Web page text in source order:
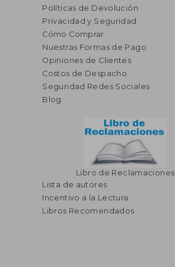
dcto.
S/ 443,12
S/ 199,40
Políticas de Devolución
Privacidad y Seguridad
Cómo Comprar
Nuestras Formas de Pago
Opiniones de Clientes
Costos de Despacho
Seguridad Redes Sociales
Blog
Libro de Reclamaciones
Lista de autores
Incentivo a la Lectura
Libros Recomendados